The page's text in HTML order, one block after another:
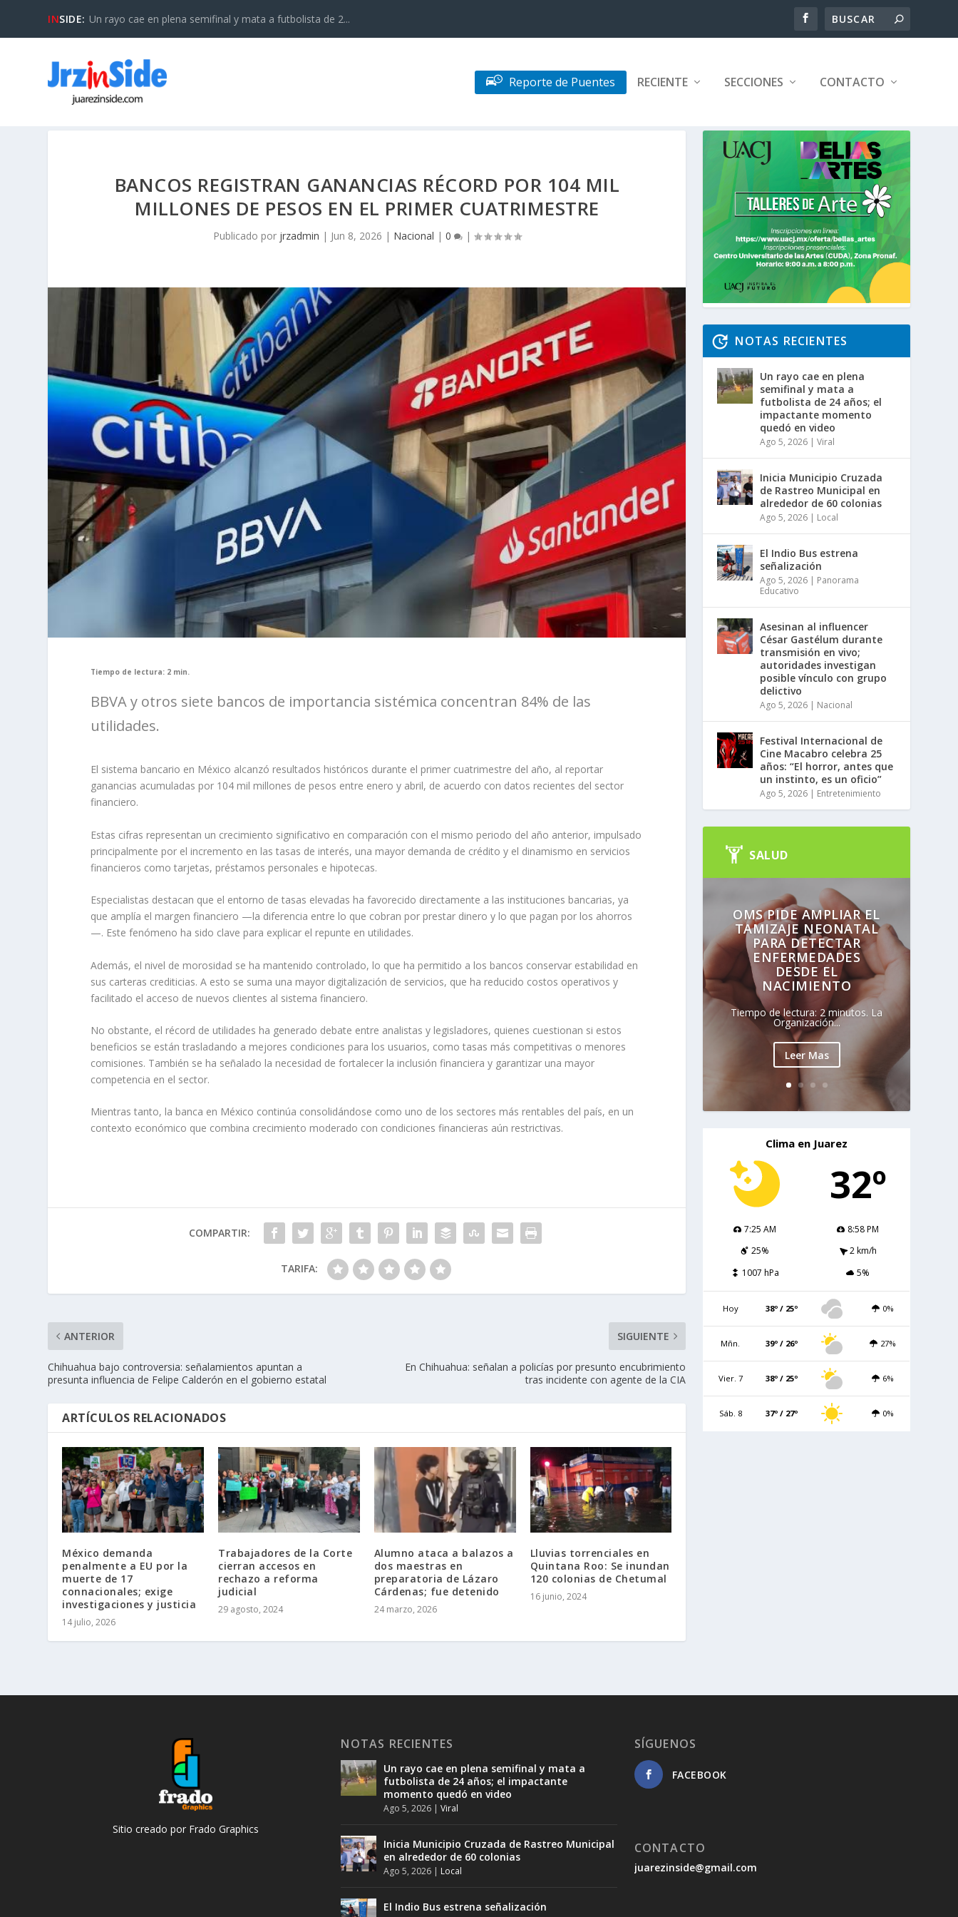
INSIDE: Un rayo cae en plena semifinal y mata a futbolista de 2...
Reporte de Puentes RECIENTE SECCIONES CONTACTO
BANCOS REGISTRAN GANANCIAS RÉCORD POR 104 MIL
MILLONES DE PESOS EN EL PRIMER CUATRIMESTRE
Publicado por jrzadmin | Jun 8, 2026 | Nacional | 0 |
Tiempo de lectura: 2 min.
BBVA y otros siete bancos de importancia sistémica concentran 84% de las
utilidades.
El sistema bancario en México alcanzó resultados históricos durante el primer cuatrimestre del año, al reportar
ganancias acumuladas por 104 mil millones de pesos entre enero y abril, de acuerdo con datos recientes del sector
financiero.
Estas cifras representan un crecimiento significativo en comparación con el mismo periodo del año anterior, impulsado
principalmente por el incremento en las tasas de interés, una mayor demanda de crédito y el dinamismo en servicios
financieros como tarjetas, préstamos personales e hipotecas.
Especialistas destacan que el entorno de tasas elevadas ha favorecido directamente a las instituciones bancarias, ya
que amplía el margen financiero —la diferencia entre lo que cobran por prestar dinero y lo que pagan por los ahorros
—. Este fenómeno ha sido clave para explicar el repunte en utilidades.
Además, el nivel de morosidad se ha mantenido controlado, lo que ha permitido a los bancos conservar estabilidad en
sus carteras crediticias. A esto se suma una mayor digitalización de servicios, que ha reducido costos operativos y
facilitado el acceso de nuevos clientes al sistema financiero.
No obstante, el récord de utilidades ha generado debate entre analistas y legisladores, quienes cuestionan si estos
beneficios se están trasladando a mejores condiciones para los usuarios, como tasas más competitivas o menores
comisiones. También se ha señalado la necesidad de fortalecer la inclusión financiera y garantizar una mayor
competencia en el sector.
Mientras tanto, la banca en México continúa consolidándose como uno de los sectores más rentables del país, en un
contexto económico que combina crecimiento moderado con condiciones financieras aún restrictivas.
COMPARTIR:
TARIFA:
ANTERIOR
Chihuahua bajo controversia: señalamientos apuntan a
presunta influencia de Felipe Calderón en el gobierno estatal
SIGUIENTE
En Chihuahua: señalan a policías por presunto encubrimiento
tras incidente con agente de la CIA
ARTÍCULOS RELACIONADOS
México demanda
penalmente a EU por la
muerte de 17
connacionales; exige
investigaciones y justicia
14 julio, 2026
Trabajadores de la Corte
cierran accesos en
rechazo a reforma
judicial
29 agosto, 2024
Alumno ataca a balazos a
dos maestras en
preparatoria de Lázaro
Cárdenas; fue detenido
24 marzo, 2026
Lluvias torrenciales en
Quintana Roo: Se inundan
120 colonias de Chetumal
16 junio, 2024
NOTAS RECIENTES
Un rayo cae en plena
semifinal y mata a
futbolista de 24 años; el
impactante momento
quedó en video
Ago 5, 2026 |Viral
Inicia Municipio Cruzada
de Rastreo Municipal en
alrededor de 60 colonias
Ago 5, 2026 | Local
El Indio Bus estrena
señalización
Ago 5, 2026 | Panorama
Educativo
Asesinan al influencer
César Gastélum durante
transmisión en vivo;
autoridades investigan
posible vínculo con grupo
delictivo
Ago 5, 2026 | Nacional
Festival Internacional de
Cine Macabro celebra 25
años: “El horror, antes que
un instinto, es un oficio”
Ago 5, 2026 | Entretenimiento
SALUD
OMS PIDE AMPLIAR EL
TAMIZAJE NEONATAL
PARA DETECTAR
ENFERMEDADES
DESDE EL
NACIMIENTO
Tiempo de lectura: 2 minutos. La
Organización...
Leer Mas
Clima en Juarez
32º
7:25 AM
8:58 PM
25%
2 km/h
1007 hPa
5%
Hoy 38º / 25º 0%
Mñn. 39º / 26º 27%
Vier. 7 38º / 25º 6%
Sáb. 8 37º / 27º 0%
Sitio creado por Frado Graphics
NOTAS RECIENTES
Un rayo cae en plena semifinal y mata a
futbolista de 24 años; el impactante
momento quedó en video
Ago 5, 2026 |Viral
Inicia Municipio Cruzada de Rastreo Municipal
en alrededor de 60 colonias
Ago 5, 2026 | Local
El Indio Bus estrena señalización
SÍGUENOS
FACEBOOK
CONTACTO
juarezinside@gmail.com